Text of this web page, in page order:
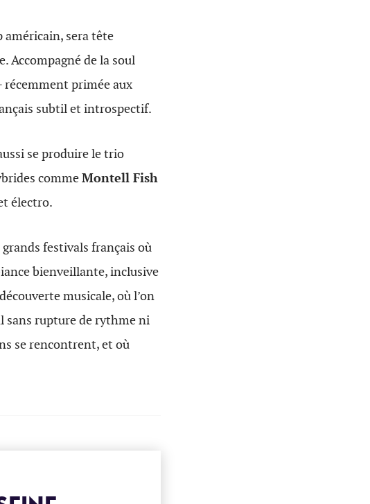
sera tête
Accompagné de la soul
récemment primée aux
subtil et introspectif.
se produire le trio
commeMontell Fish
électro.
festivals français où
bienveillante, inclusive
musicale, où l’on
sans rupture de rythme ni
se rencontrent, et où